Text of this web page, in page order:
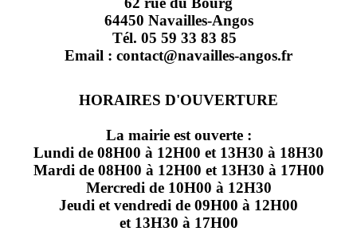
64450 Navailles-Angos
Tél. 05 59 33 83 85
Email : contact@navailles-angos.fr
HORAIRES D'OUVERTURE
La mairie est ouverte :
Lundi de 08H00 à 12H00 et 13H30 à 18H30
Mardi de 08H00 à 12H00 et 13H30 à 17H00
Mercredi de 10H00 à 12H30
Jeudi et vendredi de 09H00 à 12H00
et 13H30 à 17H00